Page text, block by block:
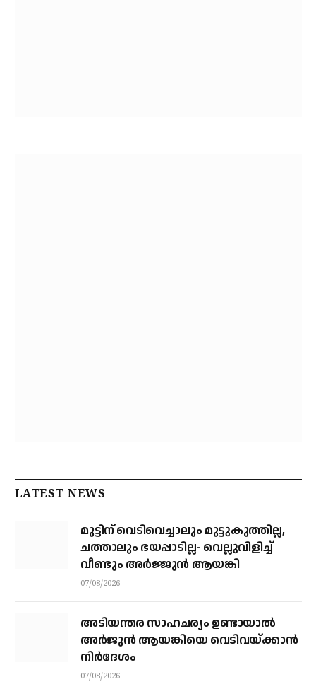
LATEST NEWS
മുട്ടിന് വെടിവെച്ചാലും മുട്ടുകുത്തില്ല,
ചത്താലും ഭയപ്പാടില്ല- വെല്ലുവിളിച്ച്
വീണ്ടും അർജ്ജുൻ ആയങ്കി
07/08/2026
അടിയന്തര സാഹചര്യം ഉണ്ടായാല്‍
അര്‍ജുന്‍ ആയങ്കിയെ വെടിവയ്ക്കാന്‍
നിര്‍ദേശം
07/08/2026